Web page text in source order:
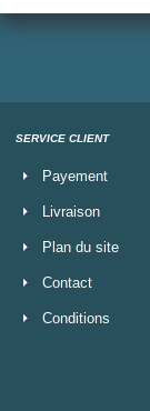
SERVICE CLIENT
Payement
Livraison
Plan du site
Contact
Conditions